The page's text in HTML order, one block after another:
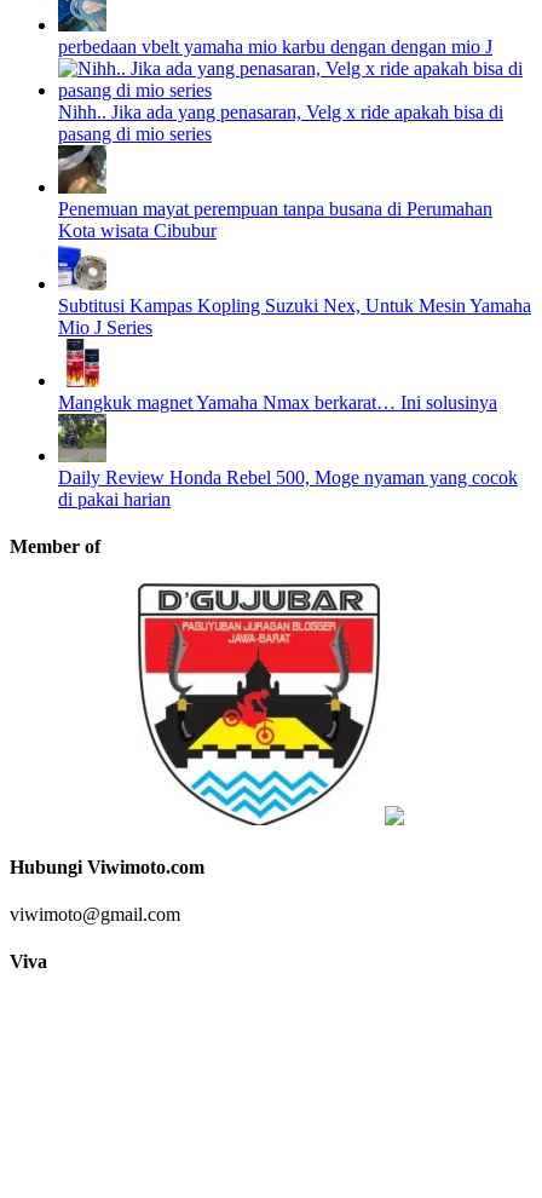
perbedaan vbelt yamaha mio karbu dengan dengan mio J
Nihh.. Jika ada yang penasaran, Velg x ride apakah bisa di
pasang di mio series
Penemuan mayat perempuan tanpa busana di Perumahan
Kota wisata Cibubur
Subtitusi Kampas Kopling Suzuki Nex, Untuk Mesin Yamaha
Mio J Series
Mangkuk magnet Yamaha Nmax berkarat… Ini solusinya
Daily Review Honda Rebel 500, Moge nyaman yang cocok
di pakai harian
Member of
Hubungi Viwimoto.com
viwimoto@gmail.com
Viva